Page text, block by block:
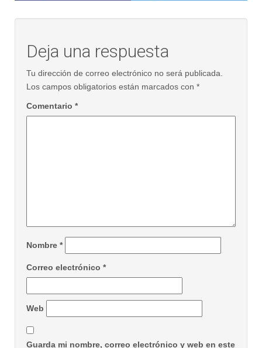
Deja una respuesta
Tu dirección de correo electrónico no será publicada.
Los campos obligatorios están marcados con *
Comentario *
Nombre *
Correo electrónico *
Web
Guarda mi nombre, correo electrónico y web en este